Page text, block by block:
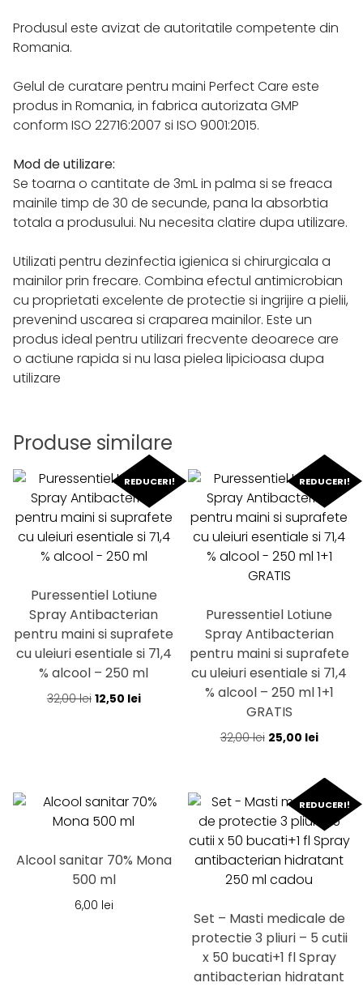
Produsul este avizat de autoritatile competente din
Romania.
Gelul de curatare pentru maini Perfect Care este
produs in Romania, in fabrica autorizata GMP
conform ISO 22716:2007 si ISO 9001:2015.
Mod de utilizare:
Se toarna o cantitate de 3mL in palma si se freaca
mainile timp de 30 de secunde, pana la absorbtia
totala a produsului. Nu necesita clatire dupa utilizare.
Utilizati pentru dezinfectia igienica si chirurgicala a
mainilor prin frecare. Combina efectul antimicrobian
cu proprietati excelente de protectie si ingrijire a pielii,
prevenind uscarea si craparea mainilor. Este un
produs ideal pentru utilizari frecvente deoarece are
o actiune rapida si nu lasa pielea lipicioasa dupa
utilizare
Produse similare
REDUCERI!
Puressentiel Lotiune
Spray Antibacterian
pentru maini si suprafete
cu uleiuri esentiale si 71,4
% alcool – 250 ml
32,00lei Prețul
12,50 leiPrețul
REDUCERI!
Puressentiel Lotiune
Spray Antibacterian
pentru maini si suprafete
cu uleiuri esentiale si 71,4
% alcool – 250 ml 1+1
GRATIS
32,00lei Prețul
fost:
32,00 lei.
25,00 leiPrețul
este:
25,00
Alcool sanitar 70% Mona
500 ml
6,00 lei
REDUCERI!
Set – Masti medicale de
protectie 3 pliuri – 5 cutii
x 50 bucati+1 fl Spray
antibacterian hidratant